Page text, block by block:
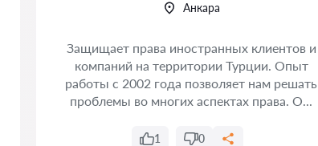
Анкара
Защищает права иностранных клиентов и
компаний на территории Турции. Опыт
работы с 2002 года позволяет нам решать
проблемы во многих аспектах права. О...
1 0